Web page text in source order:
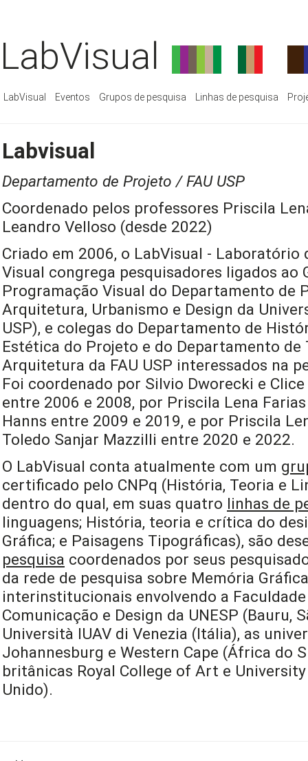
LabVisual
LabVisual Eventos Grupos de pesquisa Linhas de pesquisa
Labvisual
Departamento de Projeto / FAU USP
Coordenado pelos professores Priscila
Leandro Velloso (desde 2022)
Criado em 2006, o LabVisual - Laboratório
Visual congrega pesquisadores ligados ao
Programação Visual do Departamento de
Arquitetura, Urbanismo e Design da
USP), e colegas do Departamento de
Estética do Projeto e do Departamento de
Arquitetura da FAU USP interessados na
Foi coordenado por Silvio Dworecki e
entre 2006 e 2008, por Priscila Lena
Hanns entre 2009 e 2019, e por Priscila
Toledo Sanjar Mazzilli entre 2020 e 2022.
O LabVisual conta atualmente com um
certificado pelo CNPq (História, Teoria e
dentro do qual, em suas quatro linhas de
linguagens; História, teoria e crítica do
Gráfica; e Paisagens Tipográficas), são
pesquisa coordenados por seus
da rede de pesquisa sobre Memória
interinstitucionais envolvendo a
Comunicação e Design da UNESP (Bauru,
Università IUAV di Venezia (Itália), as
Johannesburg e Western Cape (África do
britânicas Royal College of Art e
Unido).